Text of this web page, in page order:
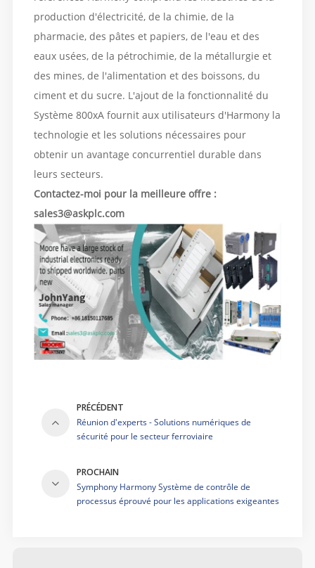
production d'électricité, de la chimie, de la
pharmacie, des pâtes et papiers, de l'eau et des
eaux usées, de la pétrochimie, de la métallurgie et
des mines, de l'alimentation et des boissons, du
ciment et du sucre. L'ajout de la fonctionnalité du
Système 800xA fournit aux utilisateurs d'Harmony la
technologie et les solutions nécessaires pour
obtenir un avantage concurrentiel durable dans
leurs secteurs.
Contactez-moi pour la meilleure offre :
sales3@askplc.com
PRÉCÉDENT
Réunion d'experts - Solutions numériques de
sécurité pour le secteur ferroviaire
PROCHAIN
Symphony Harmony Système de contrôle de
processus éprouvé pour les applications exigeantes